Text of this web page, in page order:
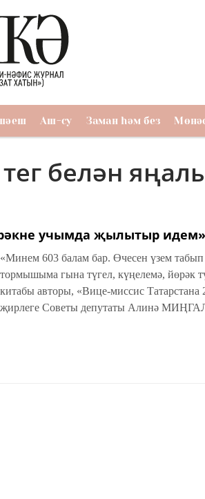
Аш-су Заман һәм без
белән
учымда җылытыр идем»
«Минем 603 балам бар. Өчесен үзем
тормышыма гына түгел, күңелемә, йөрәк
китабы авторы, «Вице-миссис
җирлеге Сове­ты депутаты Алинә
тәрбияләүдән тыш, ятимнәр йортларында